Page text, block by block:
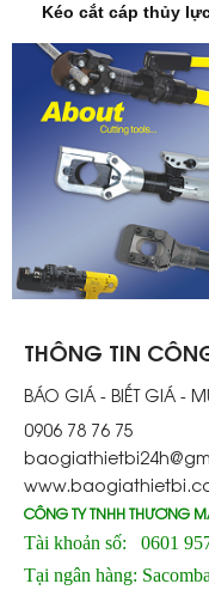
Kéo cắt cáp thủy
THÔNG TIN
BÁO GIÁ - BIẾT GIÁ -
0906 78 76 75
CÔNG TY TNHH THƯƠNG
Tài khoản số: 0601
Tại ngân hàng: